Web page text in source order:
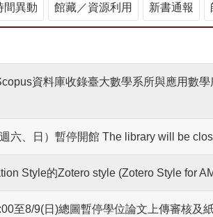
間異動 館藏／資源利用 新書通報
資料庫收錄臺大數學系所與應用數
六、日）暫停開館 The library will be
Style的Zotero style (Zotero Style for
至8/9(日)總圖暫停學位論文上傳審核